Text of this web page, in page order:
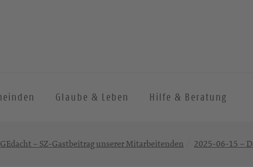
Glaube & Leben Hilfe & Beratung
– SZ-Gastbeitrag unserer Mitarbeitenden 2025-06-15 –